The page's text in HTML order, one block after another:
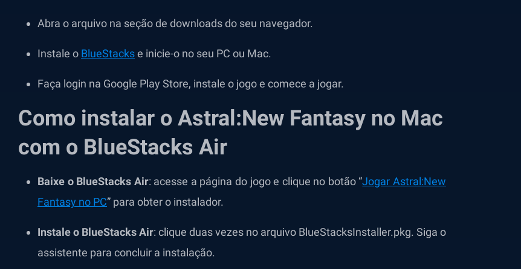
Abra o arquivo na seção de downloads do seu navegador.
Instale o BlueStackse inicie-o no seu PC ou Mac.
Faça login na Google Play Store, instale o jogo e comece a jogar.
Como instalar o Astral:New Fantasy no Mac
com o BlueStacks Air
Baixe o BlueStacks Air: acesse a página do jogo e clique no botão “Jogar Astral:New
Fantasy no PC” para obter o instalador.
Instale o BlueStacks Air: clique duas vezes no arquivo BlueStacksInstaller.pkg. Siga o
assistente para concluir a instalação.